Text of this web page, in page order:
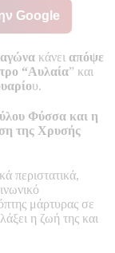
Google
αγώνα κάνει απόψε
“Αυλαία” και
υ.
Φύσσα και η
της Χρυσής
περιστατικά,
μάρτυρας σε
η ζωή της και